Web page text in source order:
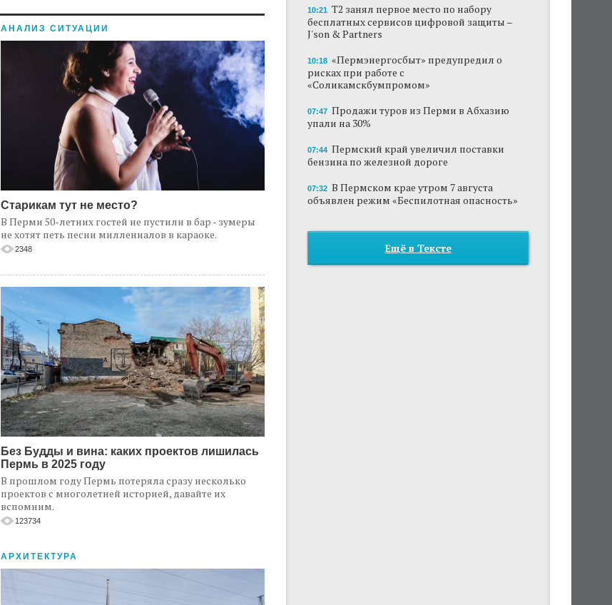
АНАЛИЗ СИТУАЦИИ
Старикам тут не место?
В Перми 50-летних гостей не пустили в бар - зумеры
не хотят петь песни миллениалов в караоке.
2348
Без Будды и вина: каких проектов лишилась
Пермь в 2025 году
В прошлом году Пермь потеряла сразу несколько
проектов с многолетней историей, давайте их
вспомним.
123734
АРХИТЕКТУРА
10:21 Т2 занял первое место по набору
бесплатных сервисов цифровой защиты –
J'son & Partners
10:18 «Пермэнергосбыт» предупредил о
рисках при работе с
«Соликамскбумпромом»
07:47 Продажи туров из Перми в Абхазию
упали на 30%
07:44 Пермский край увеличил поставки
бензина по железной дороге
07:32 В Пермском крае утром 7 августа
объявлен режим «Беспилотная опасность»
Ещё в Тексте